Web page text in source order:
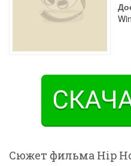
Сюжет фильма Hip